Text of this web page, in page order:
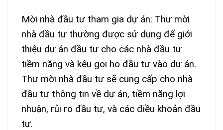
Mời nhà đầu tư tham gia dự án: Thư mời
nhà đầu tư thường được sử dụng để giới
thiệu dự án đầu tư cho các nhà đầu tư
tiềm năng và kêu gọi họ đầu tư vào dự án.
Thư mời nhà đầu tư sẽ cung cấp cho nhà
đầu tư thông tin về dự án, tiềm năng lợi
nhuận, rủi ro đầu tư, và các điều khoản đầu
tư.